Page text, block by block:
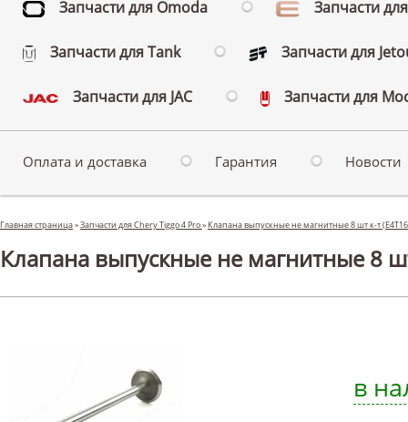
Запчасти для Omoda Запчасти
Запчасти для Tank Запчасти для
Запчасти для JAC Запчасти для
Оплата и доставка Гарантия Новости
Главная страница»Запчасти для Chery Tiggo 4 Pro» Клапана выпускные не магнитные 8 шт к-т
Клапана выпускные не магнитные 8
в